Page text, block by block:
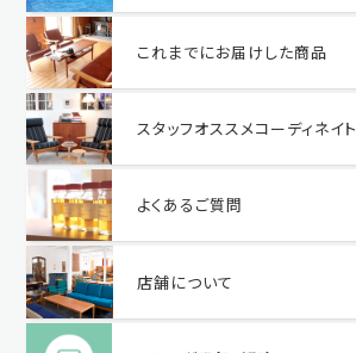
これまでにお届けした商品
スタッフオススメコーディネイト
よくあるご質問
店舗について